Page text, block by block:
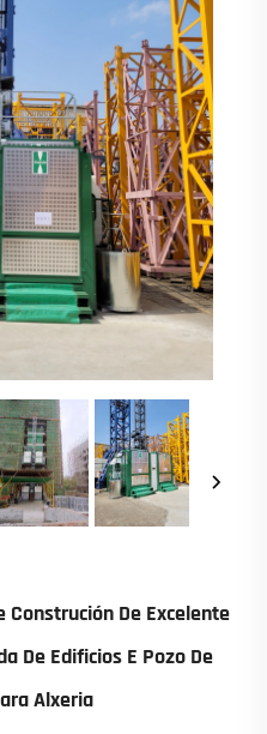
Construción De Excelente
De Edificios E Pozo De
Alxeria